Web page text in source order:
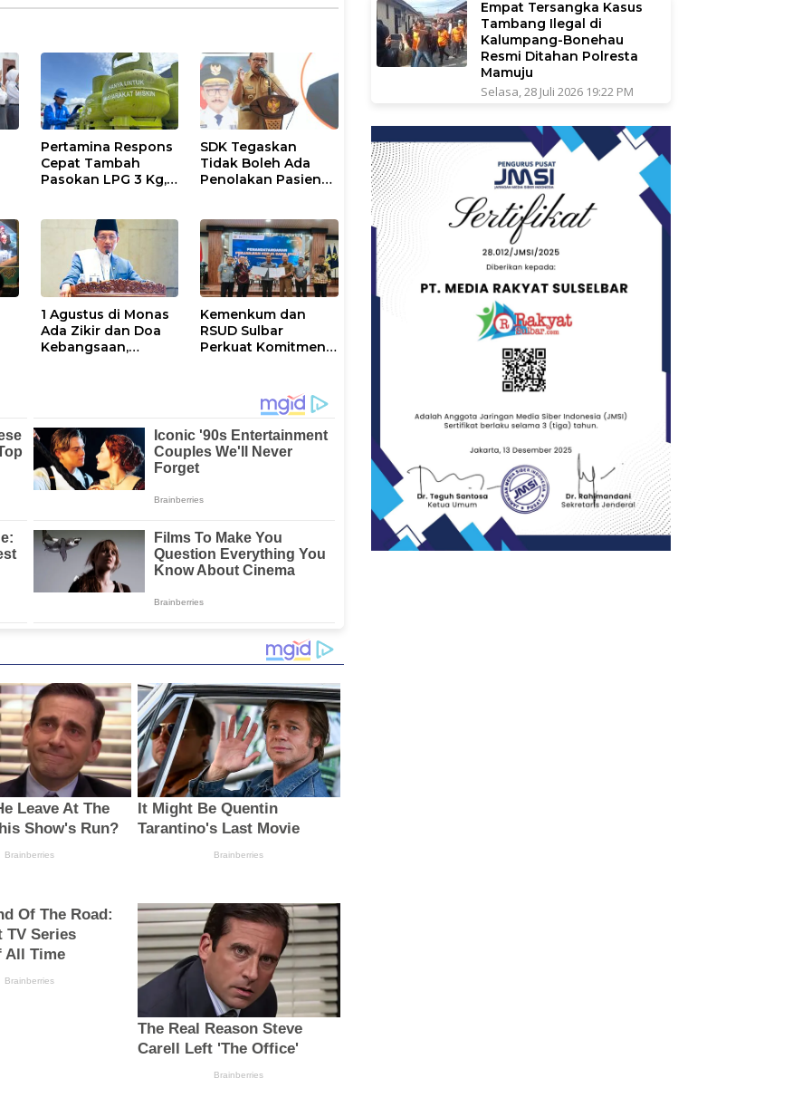
Pertamina Respons
Cepat Tambah
Pasokan LPG 3 Kg,
Berlangsung
Kondusif
SDK Tegaskan
Tidak Boleh Ada
Penolakan Pasien
Kesehatan
1 Agustus di Monas
Ada Zikir dan Doa
Kebangsaan,
Kemenkum dan
RSUD Sulbar
Perkuat Komitmen
Intelektual
Empat Tersangka Kasus
Tambang Ilegal di
Kalumpang-Bonehau
Resmi Ditahan Polresta
Mamuju
Selasa, 28 Juli 2026 19:22 PM